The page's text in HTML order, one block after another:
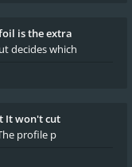
is the extra
decides which
It won't cut
profile p